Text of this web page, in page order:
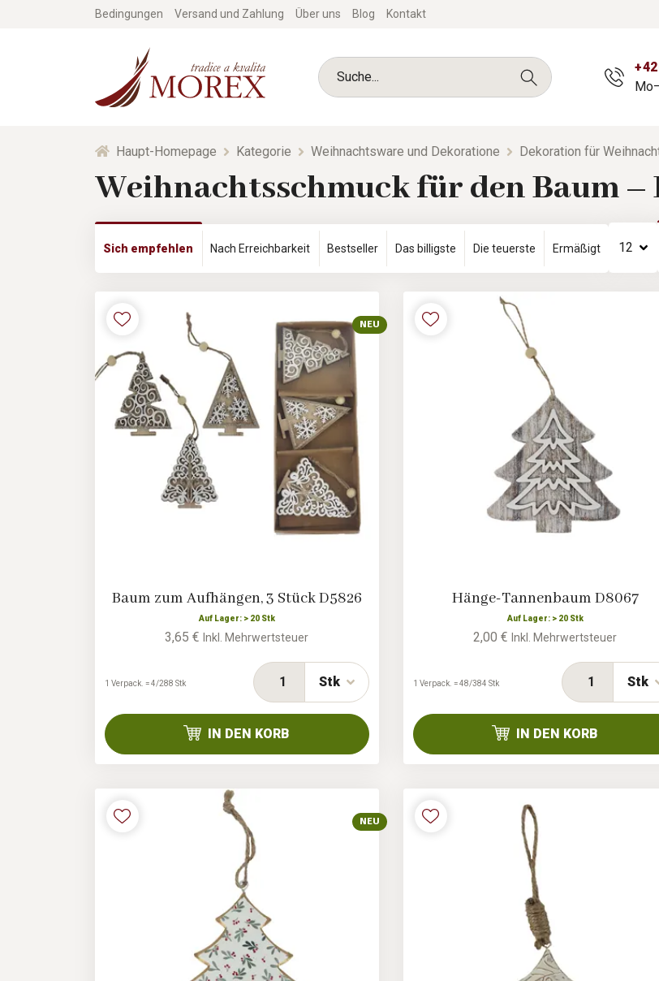
Bedingungen Versand und Zahlung Über uns Blog Kontakt
Haupt-Homepage Kategorie Weihnachtsware und Dekoratione Dekoration für
Weihnachtsschmuck für den Baum –
Sich empfehlen Nach Erreichbarkeit Bestseller Das billigste Die teuerste Ermäßigt 12
NEU
Baum zum Aufhängen, 3 Stück D5826
Auf Lager: > 20 Stk
3,65 €Inkl. Mehrwertsteuer
Stk
1 Verpack. = 4/288 Stk
IN DEN KORB
Hänge-Tannenbaum D8067
Auf Lager: > 20 Stk
2,00 €Inkl. Mehrwertsteuer
Stk
1 Verpack. = 48/384 Stk
IN DEN KORB
NEU